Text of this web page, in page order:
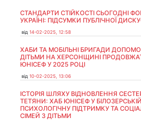
СТАНДАРТИ СТІЙКОСТІ СЬОГОДНІ
УКРАЇНІ: ПІДСУМКИ ПУБЛІЧНОЇ
від 14-02-2025, 12:58
ХАБИ ТА МОБІЛЬНІ БРИГАДИ
ДІТЬМИ НА ХЕРСОНЩИНІ
ЮНІСЕФ У 2025 РОЦІ
від 10-02-2025, 13:06
ІСТОРІЯ ШЛЯХУ ВІДНОВЛЕННЯ
ТЕТЯНИ: ХАБ ЮНІСЕФ У
ПСИХОЛОГІЧНУ ПІДТРИМКУ ТА
СІМЕЙ З ДІТЬМИ